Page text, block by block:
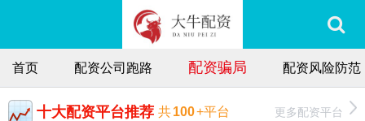
首页 配资公司跑路 配资骗局 配资风险防范
十大配资平台推荐 共100+平台 更多配资平台